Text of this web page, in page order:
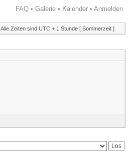
FAQ • Galerie • Kalender • Anmelden
Alle Zeiten sind UTC + 1 Stunde [ Sommerzeit ]